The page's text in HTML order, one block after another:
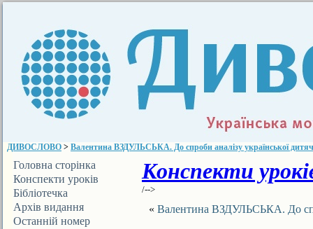
ДИВОСЛОВО > Валентина ВЗДУЛЬСЬКА. До спроби аналізу української
Головна сторінка
Конспекти уроків
Бібліотечка
ДИВОСЛОВА
Архів видання
Останній номер
Конспекти
/-->
« Валентина ВЗДУЛЬСЬКА. До